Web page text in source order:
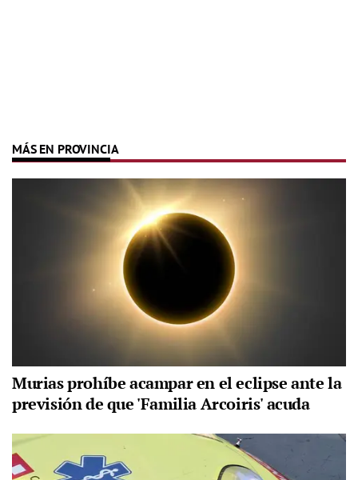
MÁS EN PROVINCIA
Murias prohíbe acampar en el eclipse ante la
previsión de que 'Familia Arcoiris' acuda